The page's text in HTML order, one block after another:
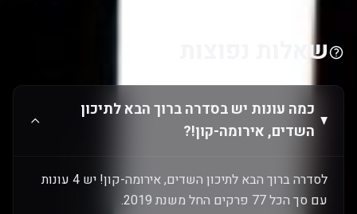
שאלות נפוצות
כמה עונות יש בסדרה ברוך הבא לתיכון
השדים, אירומה-קון!?
לסדרה ברוך הבא לתיכון השדים, אירומה-קון! יש 4 עונות
עם סך הכל 77 פרקים החל משנת 2019.